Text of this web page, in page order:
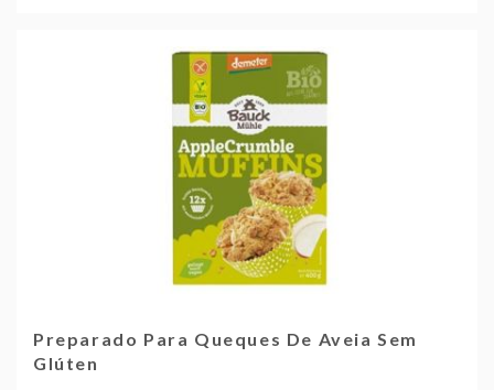
Preparado Para Queques De Aveia Sem
Glúten